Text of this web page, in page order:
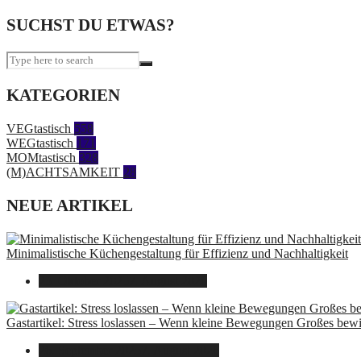
SUCHST DU ETWAS?
KATEGORIEN
VEGtastisch 558
WEGtastisch 171
MOMtastisch 328
(M)ACHTSAMKEIT 28
NEUE ARTIKEL
Minimalistische Küchengestaltung für Effizienz und Nachhaltigkeit
Gastartikel: Stress loslassen – Wenn kleine Bewegungen Großes